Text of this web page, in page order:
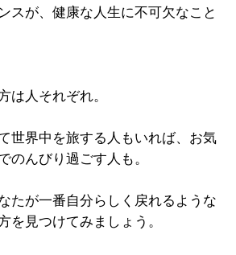
スが、健康な人生に不可欠なこと
は人それぞれ。
世界中を旅する人もいれば、お気
のんびり過ごす人も。
たが一番自分らしく戻れるような
を見つけてみましょう。